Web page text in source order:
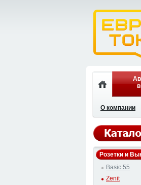
О компании
Розетки и
Basic 55
Zenit